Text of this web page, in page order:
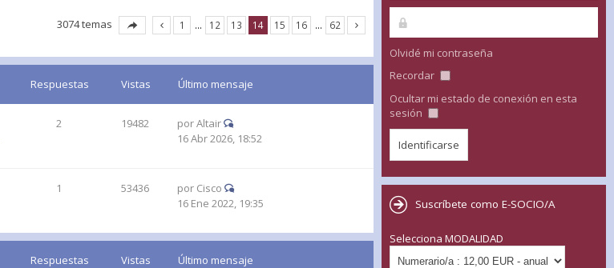
3074 temas 1 … 12 13 14 15 16 … 62
Respuestas Vistas Último mensaje
2 19482 porAltair
16 Abr 2026, 18:52
1 53436 por Cisco
16 Ene 2022, 19:35
Respuestas Vistas Último mensaje
Olvidé mi contraseña
Recordar
Ocultar mi estado de conexión en esta
sesión
Suscríbete como E-SOCIO/A
Selecciona MODALIDAD